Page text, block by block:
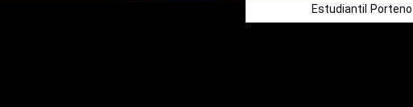
Estudiantil Porteno